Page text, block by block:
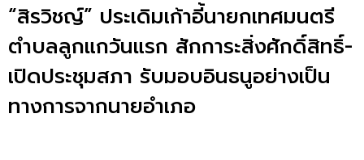
“สิรวิชญ์” ประเดิมเก้าอี้นายกเทศมนตรี
ตำบลลูกแกวันแรก สักการะสิ่งศักดิ์สิทธิ์-
เปิดประชุมสภา รับมอบอินธนูอย่างเป็น
ทางการจากนายอำเภอ